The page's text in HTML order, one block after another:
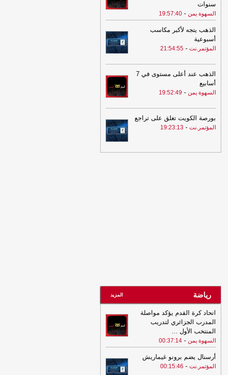
22:46
إعـلان هـام من وزارة التربية في
صنعاء-المؤتمر.نت
22:19 عدوان سعودي جديد على صعدة-
المؤتمر.نت
في التعزية-
21:49
مجلس الأمن.. تَناقُض غير مسبوق
المؤتمر.نت
20:58
3 أعداء في منتصف العمر..
تجنّبوهم-المؤتمر.نت
سنوات
السهوة يمن -
19:57:40
الذهب يتجه لأكبر مكاسب
أسبوعية
المؤتمر.نت -
21:54:55
الذهب عند أعلى مستوى في 7
أسابيع
السهوة يمن -
19:52:49
بورصة الكويت تغلق على تراجع
المؤتمر.نت -
19:23:13
رياضة المزيد
اتحاد كرة القدم يؤكد مواصلة
المدرب الجزائري لتدريب
المنتخب الأول ...
السهوة يمن -
00:37:14
أرسنال يضم برونو غيماريش
المؤتمر.نت -
00:15:46